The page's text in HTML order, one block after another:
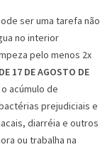
ser uma tarefa não
no interior
pelo menos 2x
17 DE AGOSTO DE
acúmulo de
prejudiciais e
diarréia e outros
ou trabalha na